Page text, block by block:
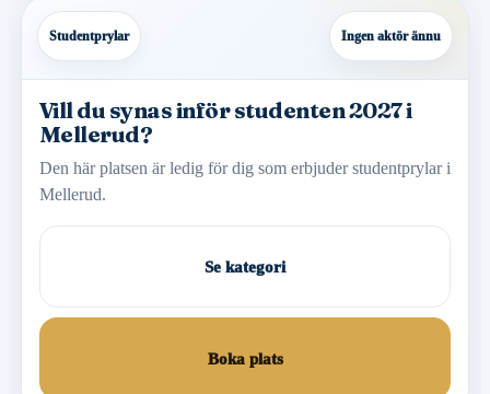
Studentprylar Ingen aktör ännu
Vill du synas inför studenten 2027 i
Mellerud?
Den här platsen är ledig för dig som erbjuder studentprylar i
Mellerud.
Se kategori
Boka plats